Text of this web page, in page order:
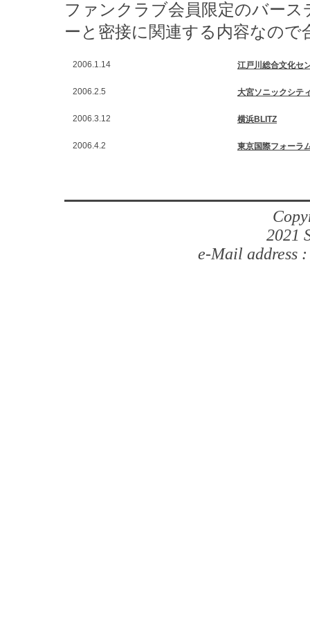
ファンクラブ会員限定のバー
ーと密接に関連する内容なの
2006.1.14 江戸川総合文化セ
2006.2.5 大宮ソニックシテ
2006.3.12 横浜BLITZ
2006.4.2 東京国際フォーラ
2021
e-Mail address